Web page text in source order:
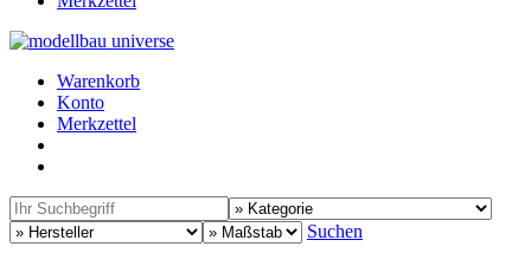
Warenkorb
Konto
Merkzettel
Suchen